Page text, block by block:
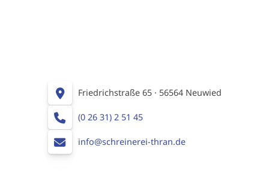
Friedrichstraße 65 · 56564 Neuwied
(0 26 31) 2 51 45
info@schreinerei-thran.de